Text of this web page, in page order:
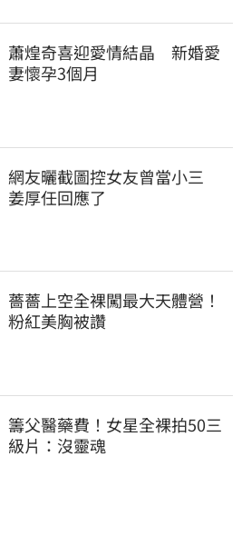
蕭煌奇喜迎愛情結晶　新婚愛
妻懷孕3個月
網友曬截圖控女友曾當小三
姜厚任回應了
薔薔上空全裸闖最大天體營！
粉紅美胸被讚
籌父醫藥費！女星全裸拍50三
級片：沒靈魂